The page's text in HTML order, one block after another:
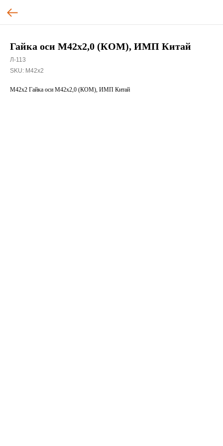
Гайка оси М42х2,0 (КОМ), ИМП Китай
Л-113
SKU: М42х2
М42х2 Гайка оси М42х2,0 (КОМ), ИМП Китай